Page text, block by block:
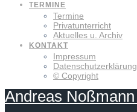
TERMINE
Termine
Privatunterricht
Aktuelles u. Archiv
KONTAKT
Impressum
Datenschutzerklärung
© Copyright
Andreas Noßmann